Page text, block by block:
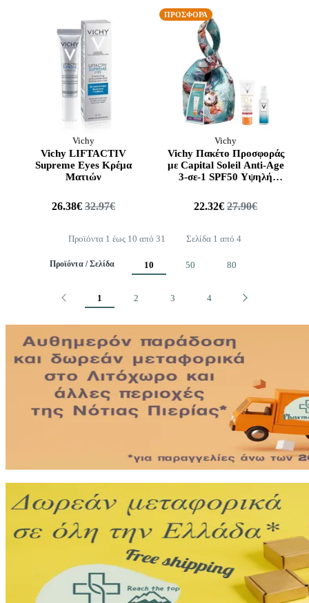
Vichy
Vichy LIFTACTIV
Supreme Eyes Κρέμα
Ματιών
26.38€ 32.97€
ΠΡΟΣΦΟΡΑ
Vichy
Vichy Πακέτο Προσφοράς
με Capital Soleil Anti-Age
3-σε-1 SPF50 Υψηλή
Ρυτίδων, 50ml & Δώρο
Mineral 89 Booster, 10ml
22.32€ 27.90€
Προϊόντα 1 έως 10 από 31 Σελίδα 1 από 4
Προϊόντα / Σελίδα 10 50 80
Προηγούμενο
1 2 3 4 Επόμενο